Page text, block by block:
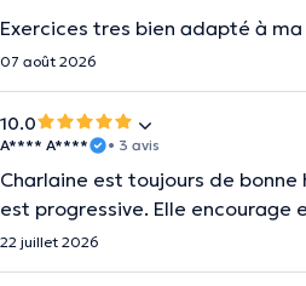
Exercices tres bien adapté à
07 août 2026
10.0
A**** A**** • 3 avis
Charlaine est toujours de
est progressive. Elle
22 juillet 2026